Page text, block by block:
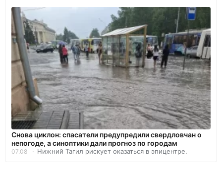
Снова циклон: спасатели предупредили свердловчан о
непогоде, а синоптики дали прогноз по городам
07.08 Нижний Тагил рискует оказаться в эпицентре.